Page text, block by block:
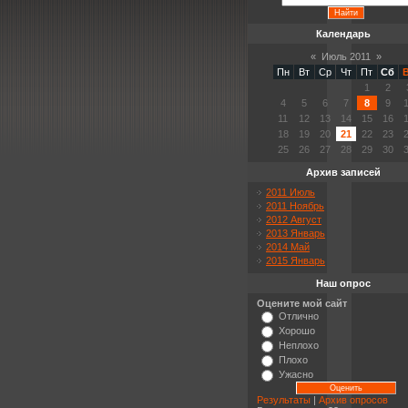
Календарь
« Июль 2011
»
Пн
Вт Ср Чт Пт Сб
1
2
4
5 6 7 8 9
11
12 13 14 15 16
18
19 20 21 22 23
25
26 27 28 29 30
Архив записей
2011 Июль
2011 Ноябрь
2012 Август
2013 Январь
2014 Май
2015 Январь
Наш опрос
Оцените мой сайт
Отлично
Хорошо
Неплохо
Плохо
Ужасно
Результаты
Архив опросов